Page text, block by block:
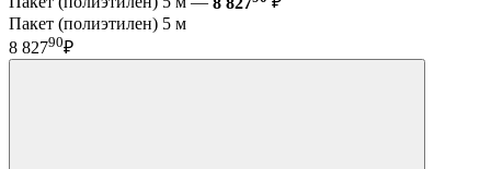
Пакет (полиэтилен) 5 м
8 82790₽